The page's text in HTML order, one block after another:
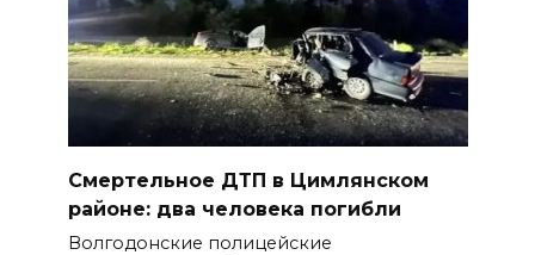
Смертельное ДТП в Цимлянском
районе: два человека погибли
Волгодонские полицейские